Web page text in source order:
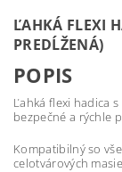
ĽAHKÁ FLEXI
PREDĹŽENÁ)
POPIS
Ľahká flexi hadica
bezpečné a rýchle
Kompatibilný so
celotvárových